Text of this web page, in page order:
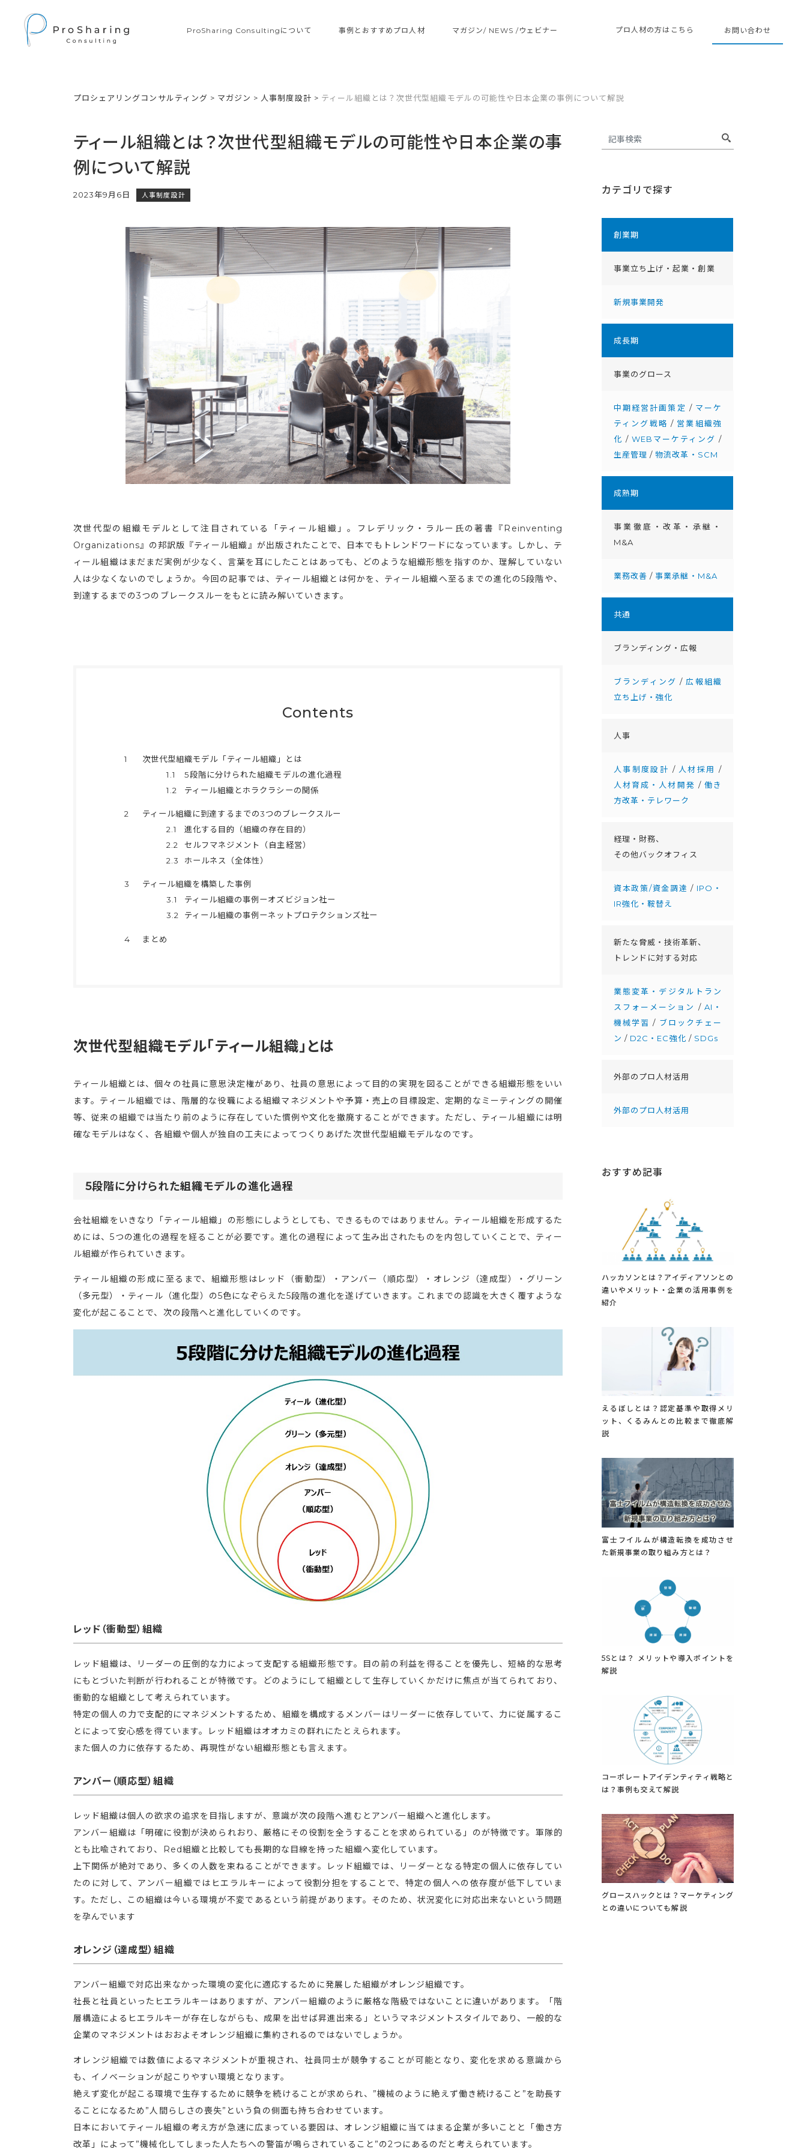
ProSharing Consultingについて 事例とおすすめプロ人材 マガジン/ NEWS /ウェビナー プロ人材の方はこちら お問い合わせ
プロシェアリングコンサルティング > マガジン > 人事制度設計 > ティール組織とは？次世代型組織モデルの可能性や日本企業の事例について解説
ティール組織とは？次世代型組織モデルの可能性や日本企業の事
例について解説
2023年9月6日 人事制度設計
次世代型の組織モデルとして注目されている「ティール組織」。フレデリック・ラルー氏の著書『Reinventing
Organizations』の邦訳版『ティール組織』が出版されたことで、日本でもトレンドワードになっています。しかし、テ
ィール組織はまだまだ実例が少なく、言葉を耳にしたことはあっても、どのような組織形態を指すのか、理解していない
人は少なくないのでしょうか。今回の記事では、ティール組織とは何かを、ティール組織へ至るまでの進化の5段階や、
到達するまでの3つのブレークスルーをもとに読み解いていきます。
Contents
1
次世代型組織モデル「ティール組織」とは
1.1
5段階に分けられた組織モデルの進化過程
1.2
ティール組織とホラクラシーの関係
2
ティール組織に到達するまでの3つのブレークスルー
2.1
進化する目的（組織の存在目的）
2.2
セルフマネジメント（自主経営）
2.3
ホールネス（全体性）
3
ティール組織を構築した事例
3.1
ティール組織の事例ーオズビジョン社ー
3.2
ティール組織の事例ーネットプロテクションズ社ー
4 まとめ
次世代型組織モデル「ティール組織」とは
ティール組織とは、個々の社員に意思決定権があり、社員の意思によって目的の実現を図ることができる組織形態をいい
ます。ティール組織では、階層的な役職による組織マネジメントや予算・売上の目標設定、定期的なミーティングの開催
等、従来の組織では当たり前のように存在していた慣例や文化を撤廃することができます。ただし、ティール組織には明
確なモデルはなく、各組織や個人が独自の工夫によってつくりあげた次世代型組織モデルなのです。
5段階に分けられた組織モデルの進化過程
会社組織をいきなり「ティール組織」の形態にしようとしても、できるものではありません。ティール組織を形成するた
めには、5つの進化の過程を経ることが必要です。進化の過程によって生み出されたものを内包していくことで、ティー
ル組織が作られていきます。
ティール組織の形成に至るまで、組織形態はレッド（衝動型）・アンバー（順応型）・オレンジ（達成型）・グリーン
（多元型）・ティール（進化型）の5色になぞらえた5段階の進化を遂げていきます。これまでの認識を大きく覆すような
変化が起こることで、次の段階へと進化していくのです。
レッド（衝動型）組織
レッド組織は、リーダーの圧倒的な力によって支配する組織形態です。目の前の利益を得ることを優先し、短絡的な思考
にもとづいた判断が行われることが特徴です。どのようにして組織として生存していくかだけに焦点が当てられており、
衝動的な組織として考えられています。
特定の個人の力で支配的にマネジメントするため、組織を構成するメンバーはリーダーに依存していて、力に従属するこ
とによって安心感を得ています。レッド組織はオオカミの群れにたとえられます。
また個人の力に依存するため、再現性がない組織形態とも言えます。
アンバー（順応型）組織
レッド組織は個人の欲求の追求を目指しますが、意識が次の段階へ進むとアンバー組織へと進化します。
アンバー組織は「明確に役割が決められおり、厳格にその役割を全うすることを求められている」のが特徴です。軍隊的
とも比喩されており、Red組織と比較しても長期的な目線を持った組織へ変化しています。
上下関係が絶対であり、多くの人数を束ねることができます。レッド組織では、リーダーとなる特定の個人に依存してい
たのに対して、アンバー組織ではヒエラルキーによって役割分担をすることで、特定の個人への依存度が低下していま
す。ただし、この組織は今いる環境が不変であるという前提があります。そのため、状況変化に対応出来ないという問題
を孕んでいます
オレンジ（達成型）組織
アンバー組織で対応出来なかった環境の変化に適応するために発展した組織がオレンジ組織です。
社長と社員といったヒエラルキーはありますが、アンバー組織のように厳格な階級ではないことに違いがあります。「階
層構造によるヒエラルキーが存在しながらも、成果を出せば昇進出来る」というマネジメントスタイルであり、一般的な
企業のマネジメントはおおよそオレンジ組織に集約されるのではないでしょうか。
オレンジ組織では数値によるマネジメントが重視され、社員同士が競争することが可能となり、変化を求める意識から
も、イノベーションが起こりやすい環境となります。
絶えず変化が起こる環境で生存するために競争を続けることが求められ、”機械のように絶えず働き続けること”を助長す
ることになるため”人間らしさの喪失”という負の側面も持ち合わせています。
日本においてティール組織の考え方が急速に広まっている要因は、オレンジ組織に当てはまる企業が多いことと「働き方
改革」によって”機械化してしまった人たちへの警笛が鳴らされていること”の2つにあるのだと考えられています。
カテゴリで探す
創業期
事業立ち上げ・起業・創業
新規事業開発
成⻑期
事業のグロース
中期経営計画策定 / マーケ
ティング戦略 / 営業組織強
化 / WEBマーケティング /
生産管理 /物流改革・SCM
成熟期
事業徹底・改⾰・承継・
M&A
業務改善 /事業承継・M&A
共通
ブランディング・広報
ブランディング /広報組織
立ち上げ・強化
人事
人事制度設計 / 人材採用 /
人材育成・人材開発 / 働き
方改革・テレワーク
経理・財務、
その他バックオフィス
資本政策/資金調達 / IPO・
IR強化・鞍替え
新たな脅威・技術革新、
トレンドに対する対応
業態変革・デジタルトラン
スフォーメーション / AI・
機械学習 / ブロックチェー
ン / D2C・EC強化 / SDGs
外部のプロ人材活用
外部のプロ人材活用
おすすめ記事
ハッカソンとは？アイディアソンとの
違いやメリット・企業の活用事例を
紹介
えるぼしとは？認定基準や取得メリ
ット、くるみんとの比較まで徹底解
説
富士フイルムが構造転換を成功させ
た新規事業の取り組み方とは？
5Sとは？ メリットや導入ポイントを
解説
コーポレートアイデンティティ戦略と
は？事例も交えて解説
グロースハックとは？マーケティング
との違いについても解説